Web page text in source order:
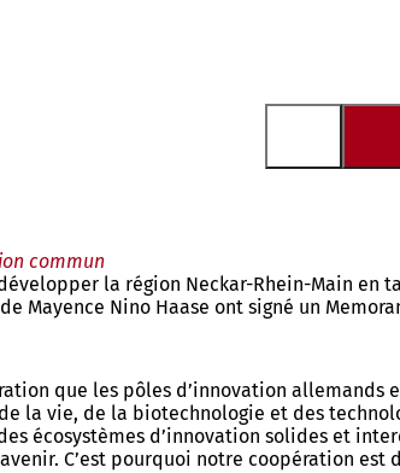
commun
la région Neckar-Rhein-Main en
Nino Haase ont signé un
que les pôles d’innovation allemands
la vie, de la biotechnologie et des
écosystèmes d’innovation solides et
C’est pourquoi notre coopération est